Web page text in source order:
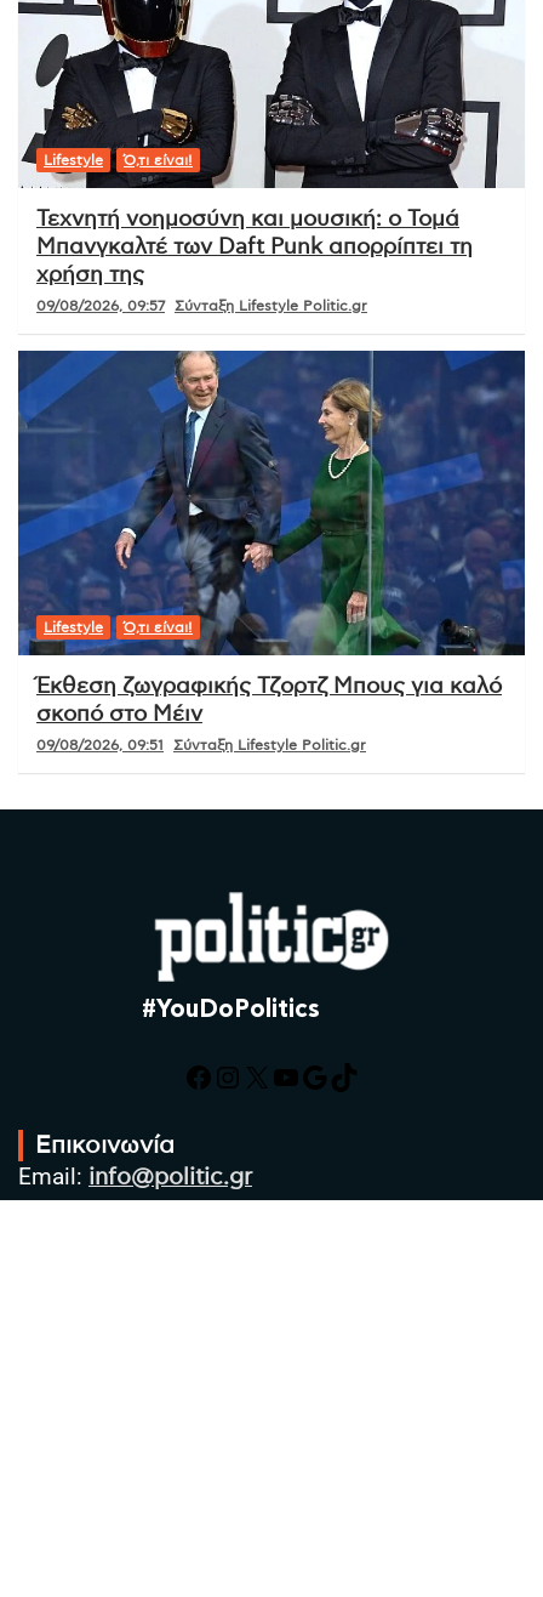
Lifestyle Ό,τι είναι!
Τεχνητή νοημοσύνη και μουσική: ο Τομά
Μπανγκαλτέ των Daft Punk απορρίπτει τη
χρήση της
09/08/2026, 09:57 Σύνταξη Lifestyle Politic.gr
Lifestyle Ό,τι είναι!
Έκθεση ζωγραφικής Τζορτζ Μπους για καλό
σκοπό στο Μέιν
09/08/2026, 09:51 Σύνταξη Lifestyle Politic.gr
#YouDoPolitics
Facebook
Instagram
X YouTube
Google
TikTok
Επικοινωνία
Email: info@politic.gr
Τηλ: